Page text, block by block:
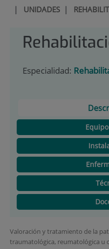
| UNIDADES|
Especialidad:
Valoración y tratamiento de la
traumatológica, reumatológica u